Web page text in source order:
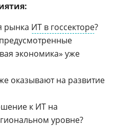
рынка ИТ в госсекторе?
экономика» уже
оказывают на развитие
к ИТ на
уровне?